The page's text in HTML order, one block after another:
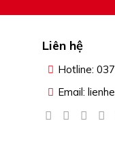
Liên hệ
Hotline:
Email: